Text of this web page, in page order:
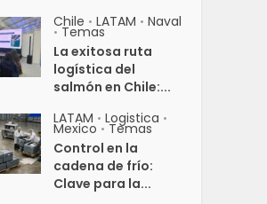
Chile • LATAM • Naval
• Temas
La exitosa ruta
logística del
salmón en Chile:...
LATAM • Logistica •
Mexico • Temas
Control en la
cadena de frío:
Clave para la...